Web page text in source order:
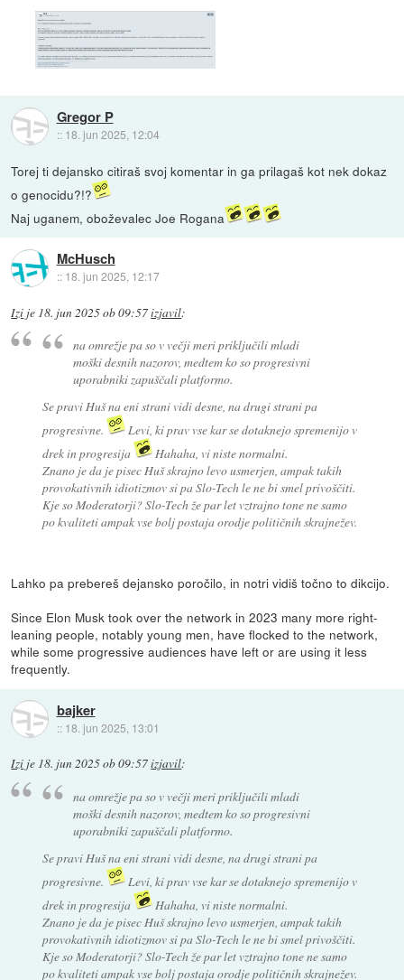
Gregor P
:: 18. jun 2025, 12:04
Torej ti dejansko citiraš svoj komentar in ga prilagaš kot nek dokaz
o genocidu?!?
Naj uganem, oboževalec Joe Rogana
McHusch
:: 18. jun 2025, 12:17
Izi je 18. jun 2025 ob 09:57izjavil:
na omrežje pa so v večji meri priključili mladi
moški desnih nazorov, medtem ko so progresivni
uporabniki zapuščali platformo.
Se pravi Huš na eni strani vidi desne, na drugi strani pa
progresivne.
Levi, ki prav vse kar se dotaknejo spremenijo v
drek in progresija
Hahaha, vi niste normalni.
Znano je da je pisec Huš skrajno levo usmerjen, ampak takih
provokativnih idiotizmov si pa Slo-Tech le ne bi smel privoščiti.
Kje so Moderatorji? Slo-Tech že par let vztrajno tone ne samo
po kvaliteti ampak vse bolj postaja orodje političnih skrajnežev.
Lahko pa prebereš dejansko poročilo, in notri vidiš točno to dikcijo.
Since Elon Musk took over the network in 2023 many more right-
leaning people, notably young men, have flocked to the network,
while some progressive audiences have left or are using it less
frequently.
bajker
:: 18. jun 2025, 13:01
Izi je 18. jun 2025 ob 09:57izjavil:
na omrežje pa so v večji meri priključili mladi
moški desnih nazorov, medtem ko so progresivni
uporabniki zapuščali platformo.
Se pravi Huš na eni strani vidi desne, na drugi strani pa
progresivne.
Levi, ki prav vse kar se dotaknejo spremenijo v
drek in progresija
Hahaha, vi niste normalni.
Znano je da je pisec Huš skrajno levo usmerjen, ampak takih
provokativnih idiotizmov si pa Slo-Tech le ne bi smel privoščiti.
Kje so Moderatorji? Slo-Tech že par let vztrajno tone ne samo
po kvaliteti ampak vse bolj postaja orodje političnih skrajnežev.